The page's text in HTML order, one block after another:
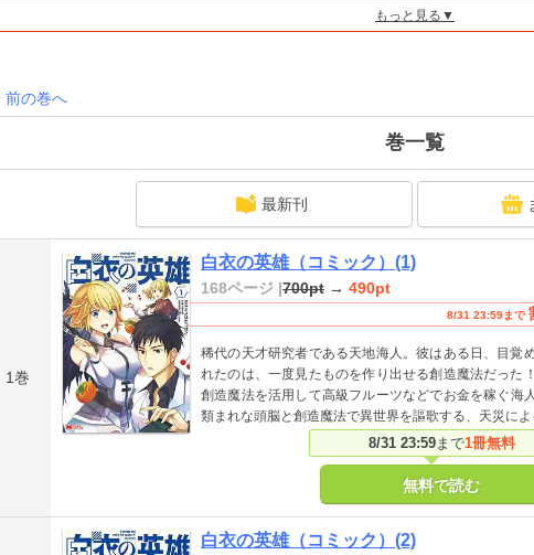
もっと見る▼
前の巻へ
巻一覧
最新刊
1巻
白衣の英雄（コミック）(1)
168ページ |700pt → 490pt
8/31 23:59まで
稀代の天才研究者である天地海人。彼はある日、目覚
れたのは、一度見たものを作り出せる創造魔法だった
創造魔法を活用して高級フルーツなどでお金を稼ぐ
類まれな頭脳と創造魔法で異世界を謳歌する、天災に
8/31 23:59まで1冊無料
無料で読む
白衣の英雄（コミック）(2)